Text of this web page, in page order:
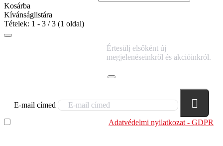
Kosárba
Kívánságlistára
Tételek: 1 - 3 / 3 (1 oldal)
Értesülj elsőként új
megjelenéseinkről és akcióinkról.
E-mail címed
Adatvédelmi nyilatkozat - GDPR